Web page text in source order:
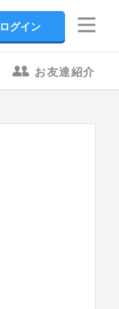
ログイン
お友達紹介